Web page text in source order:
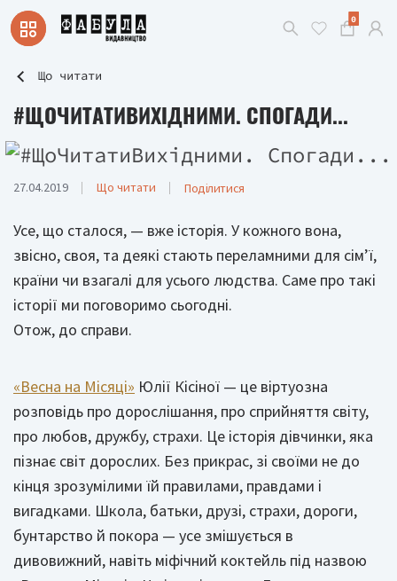
0
Що читати
#ЩОЧИТАТИВИХІДНИМИ. СПОГАДИ...
27.04.2019 Що читати Поділитися
Усе, що сталося, — вже історія. У кожного вона,
звісно, своя, та деякі стають переламними для сім’ї,
країни чи взагалі для усього людства. Саме про такі
історії ми поговоримо сьогодні.
Отож, до справи.
«Весна на Місяці» Юлії Кісіної — це віртуозна
розповідь про дорослішання, про сприйняття світу,
про любов, дружбу, страхи. Це історія дівчинки, яка
пізнає світ дорослих. Без прикрас, зі своїми не до
кінця зрозумілими їй правилами, правдами і
вигадками. Школа, батьки, друзі, страхи, дороги,
бунтарство й покора — усе змішується в
дивовижний, навіть міфічний коктейль під назвою